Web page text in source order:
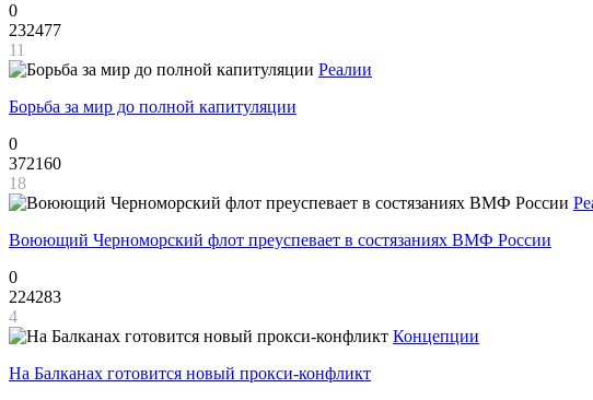
0
232477
11
Реалии
Борьба за мир до полной капитуляции
0
372160
18
Воюющий Черноморский флот преуспевает в состязаниях ВМФ России
0
224283
4
Концепции
На Балканах готовится новый прокси-конфликт